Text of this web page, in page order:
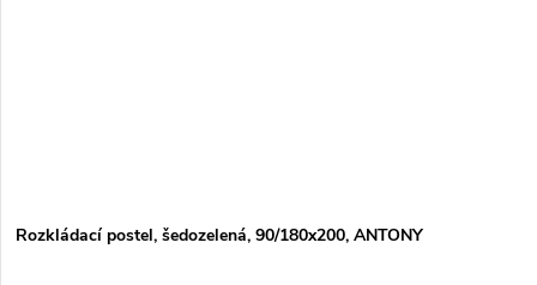
Rozkládací postel, šedozelená, 90/180x200, ANTONY